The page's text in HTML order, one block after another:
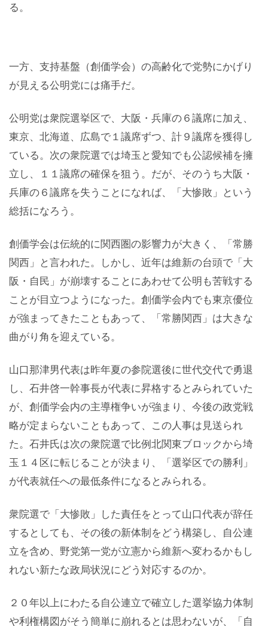
る。
一方、支持基盤（創価学会）の高齢化で党勢にかげり
が見える公明党には痛手だ。
公明党は衆院選挙区で、大阪・兵庫の６議席に加え、
東京、北海道、広島で１議席ずつ、計９議席を獲得し
ている。次の衆院選では埼玉と愛知でも公認候補を擁
立し、１１議席の確保を狙う。だが、そのうち大阪・
兵庫の６議席を失うことになれば、「大惨敗」という
総括になろう。
創価学会は伝統的に関西圏の影響力が大きく、「常勝
関西」と言われた。しかし、近年は維新の台頭で「大
阪・自民」が崩壊することにあわせて公明も苦戦する
ことが目立つようになった。創価学会内でも東京優位
が強まってきたこともあって、「常勝関西」は大きな
曲がり角を迎えている。
山口那津男代表は昨年夏の参院選後に世代交代で勇退
し、石井啓一幹事長が代表に昇格するとみられていた
が、創価学会内の主導権争いが強まり、今後の政党戦
略が定まらないこともあって、この人事は見送られ
た。石井氏は次の衆院選で比例北関東ブロックから埼
玉１４区に転じることが決まり、「選挙区での勝利」
が代表就任への最低条件になるとみられる。
衆院選で「大惨敗」した責任をとって山口代表が辞任
するとしても、その後の新体制をどう構築し、自公連
立を含め、野党第一党が立憲から維新へ変わるかもし
れない新たな政局状況にどう対応するのか。
２０年以上にわたる自公連立で確立した選挙協力体制
や利権構図がそう簡単に崩れるとは思わないが、「自